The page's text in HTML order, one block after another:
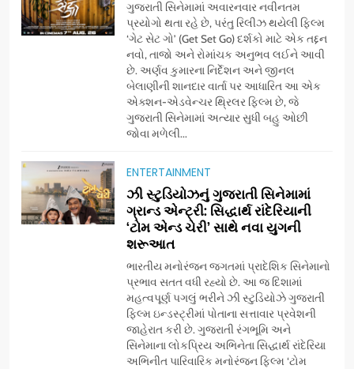
ગુજરાતી સિનેમામાં અવારનવાર નવીનતમ
પ્રયોગો થતા રહે છે, પરંતુ રિલીઝ થયેલી ફિલ્મ
‘ગેટ સેટ ગો’ (Get Set Go) દર્શકો માટે એક તદ્દન
નવો, તાજો અને રોમાંચક અનુભવ લઈને આવી
છે. અર્ણવ કુમારના નિર્દેશન અને જીનલ
બેલાણીની શાનદાર વાર્તા પર આધારિત આ એક
એક્શન-એડવેન્ચર થ્રિલર ફિલ્મ છે, જે
ગુજરાતી સિનેમામાં અત્યાર સુધી બહુ ઓછી
જોવા મળેલી...
ENTERTAINMENT
ઝી સ્ટુડિયોઝનું ગુજરાતી સિનેમામાં
ગ્રાન્ડ એન્ટ્રી: સિદ્ધાર્થ રાંદેરિયાની
‘ટોમ એન્ડ ચેરી’ સાથે નવા યુગની
શરૂઆત
ભારતીય મનોરંજન જગતમાં પ્રાદેશિક સિનેમાનો
પ્રભાવ સતત વધી રહ્યો છે. આ જ દિશામાં
મહત્વપૂર્ણ પગલું ભરીને ઝી સ્ટુડિયોઝે ગુજરાતી
ફિલ્મ ઇન્ડસ્ટ્રીમાં પોતાના સત્તાવાર પ્રવેશની
જાહેરાત કરી છે. ગુજરાતી રંગભૂમિ અને
સિનેમાના લોકપ્રિય અભિનેતા સિદ્ધાર્થ રાંદેરિયા
અભિનીત પારિવારિક મનોરંજન ફિલ્મ ‘ટોમ
5
ડો. મિતાલી નાગ (આર્ક ઇવેન્ટ્સ)
દ્વારા કિશોર કુમારની જન્મજયંતિ
નિમિત્તે સંગીતમય શ્રદ્ધાંજલિ
AHMEDABAD
177 દેશો અને 52 લાખ દર્શકો:
ગુજરાતી OTT પ્લેટફોર્મ ‘જોજો’
(JOJO) નો વિશ્વભરમાં દબદબો
BUSINESS